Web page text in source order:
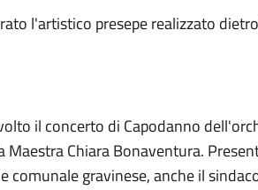
l'artistico presepe realizzato
il concerto di Capodanno
Chiara Bonaventura.
gravinese, anche il